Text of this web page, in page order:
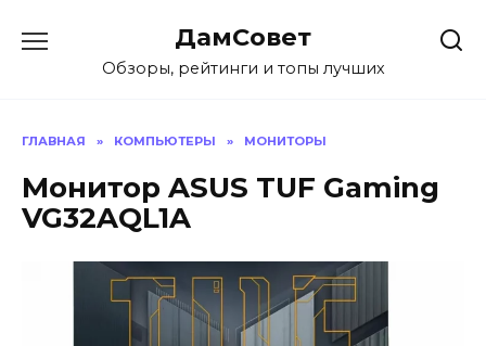
содержанию
ДамСовет
Обзоры, рейтинги и топы лучших
ГЛАВНАЯ » КОМПЬЮТЕРЫ » МОНИТОРЫ
Монитор ASUS TUF Gaming
VG32AQL1A